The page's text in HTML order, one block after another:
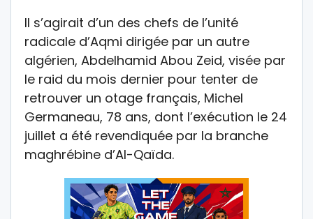
Il s’agirait d’un des chefs de l’unité
radicale d’Aqmi dirigée par un autre
algérien, Abdelhamid Abou Zeid, visée par
le raid du mois dernier pour tenter de
retrouver un otage français, Michel
Germaneau, 78 ans, dont l’exécution le 24
juillet a été revendiquée par la branche
maghrébine d’Al-Qaïda.